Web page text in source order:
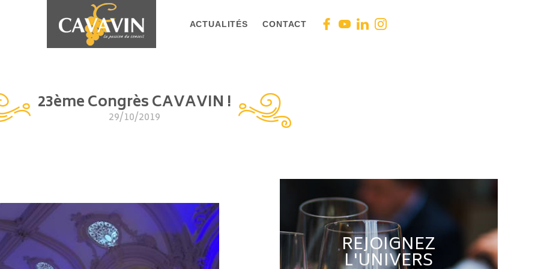
ACTUALITÉS CONTACT
23ème Congrès CAVAVIN !
29/10/2019
REJOIGNEZ
L'UNIVERS